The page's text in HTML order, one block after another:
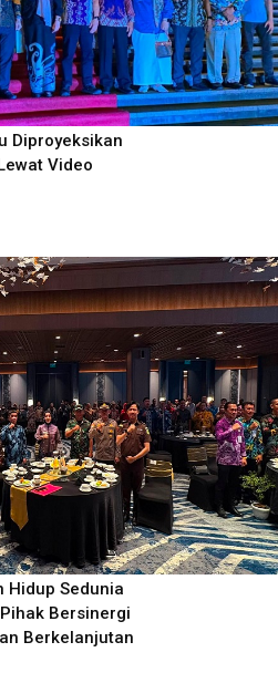
Diproyeksikan
Video
Hidup Sedunia
Bersinergi
Berkelanjutan